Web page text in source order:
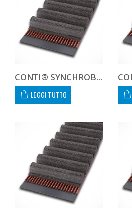
CONTI® SYNCHROBELT 240H-400 CUSTOM
LEGGI TUTTO